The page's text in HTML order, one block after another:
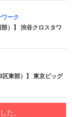
ーク
）】 渋谷クロスタワ
区東部）】 東京ビッグ
た。